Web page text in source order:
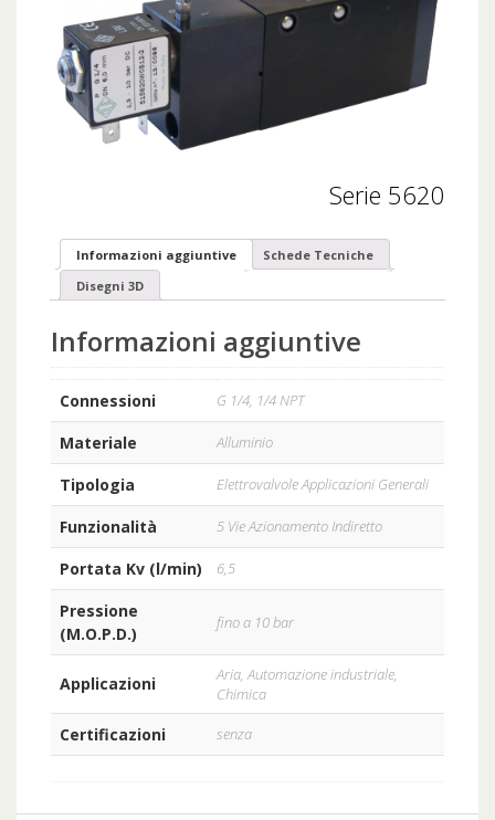
Serie 5620
Informazioni aggiuntive
Schede Tecniche
Disegni 3D
Informazioni aggiuntive
Connessioni G 1/4, 1/4 NPT
Materiale Alluminio
Tipologia Elettrovalvole Applicazioni Generali
Funzionalità 5 Vie Azionamento Indiretto
Portata Kv (l/min) 6,5
Pressione
(M.O.P.D.)
fino a 10 bar
Applicazioni
Aria, Automazione industriale,
Chimica
Certificazioni senza